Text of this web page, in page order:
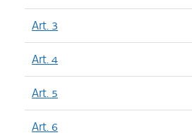
Art. 3
Art. 4
Art. 5
Art. 6